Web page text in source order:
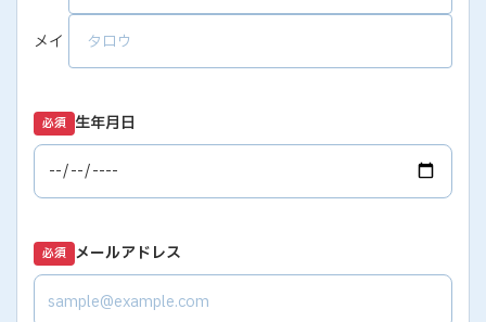
メイ
必須 生年月日
必須 メールアドレス